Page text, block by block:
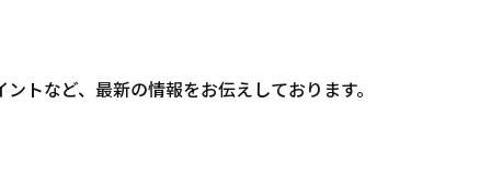
トなど、最新の情報をお伝えしております。